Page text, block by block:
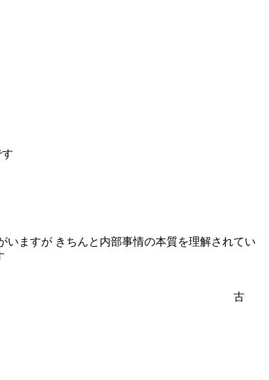
ますが きちんと内部事情の本質を理解されてい